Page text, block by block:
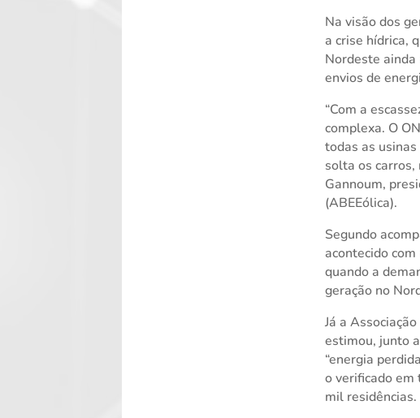
Na visão dos
a crise hídrica,
Nordeste
envios de
“Com a
complexa. O
todas as
solta os carros,
Gannoum,
(ABEEólica).
Segundo
acontecido
quando a
geração no
Já a
estimou, junto
“energia
o verificado em
mil residências.